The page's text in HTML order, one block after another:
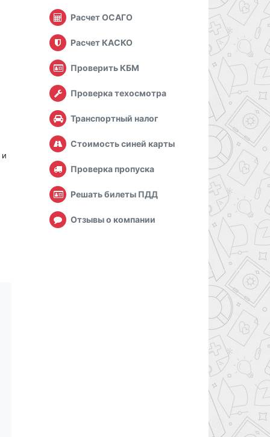
Расчет ОСАГО
Расчет КАСКО
Проверить КБМ
Проверка техосмотра
Транспортный налог
Стоимость синей карты
Проверка пропуска
Решать билеты ПДД
Отзывы о компании